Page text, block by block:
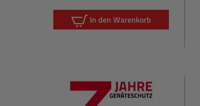
Regulärer Preis:
In den Warenkorb